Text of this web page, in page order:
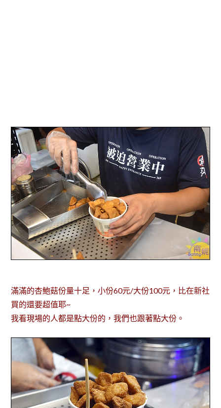
滿滿的杏鮑菇份量十足，小份60元/大份100元，比在新社
買的還要超值耶~
我看現場的人都是點大份的，我們也跟著點大份。